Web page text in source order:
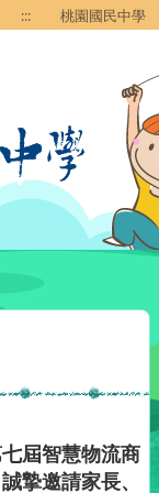
::: 桃園國民中學
屆智慧物流商
摯邀請家長、